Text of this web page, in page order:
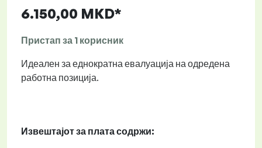
6.150,00 MKD*
Пристап за 1 корисник
Идеален за еднократна евалуација на одредена
работна позиција.
Извештајот за плата содржи: